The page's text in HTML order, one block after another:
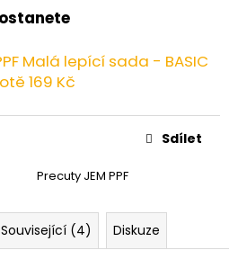
Malá lepící sada - BASIC
169 Kč
Precuty JEM PPF
Sdílet
Související (4) Diskuze